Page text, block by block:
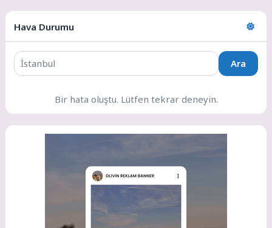
Hava Durumu
Ara
Bir hata oluştu. Lütfen tekrar deneyin.